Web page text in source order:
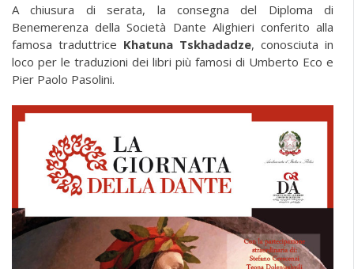
A chiusura di serata, la consegna del Diploma di
Benemerenza della Società Dante Alighieri conferito alla
famosa traduttrice Khatuna Tskhadadze, conosciuta in
loco per le traduzioni dei libri più famosi di Umberto Eco e
Pier Paolo Pasolini.